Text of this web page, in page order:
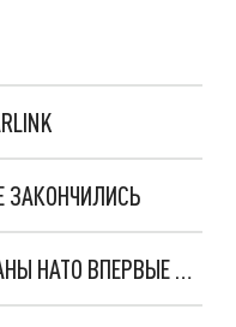
"ОЧЕНЬ ПЛОХИЕ НОВОСТИ": БОЛЬШАЯ ОШИБКА PALANTIR В РОССИИ. СТРАНЫ НАТО ВПЕРВЫЕ ЗА СВО ОСТАНОВИЛИ ПОСТАВКИ ОРУЖИЯ. ВСУ ТЕРЯЮТ ПРИГРАНИЧЬЕ?